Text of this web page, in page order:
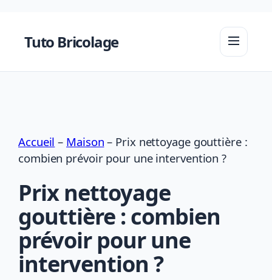
contenuTuto Bricolage
Accueil – Maison – Prix nettoyage gouttière :
combien prévoir pour une intervention ?
Prix nettoyage
gouttière : combien
prévoir pour une
intervention ?